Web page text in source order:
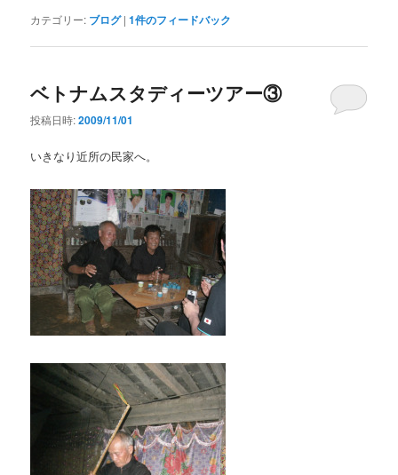
カテゴリー: ブログ |1件のフィードバック
ベトナムスタディーツアー③
投稿日時:2009/11/01
いきなり近所の民家へ。